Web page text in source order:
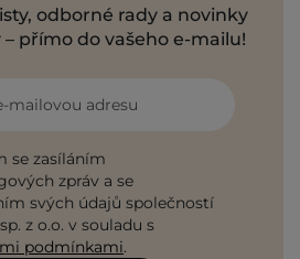
odborné rady a novinky
přímo do vašeho e-mailu!
mailovou adresu
se zasíláním
zpráv a se
svých údajů společností
z o.o. v souladu s
podmínkami.